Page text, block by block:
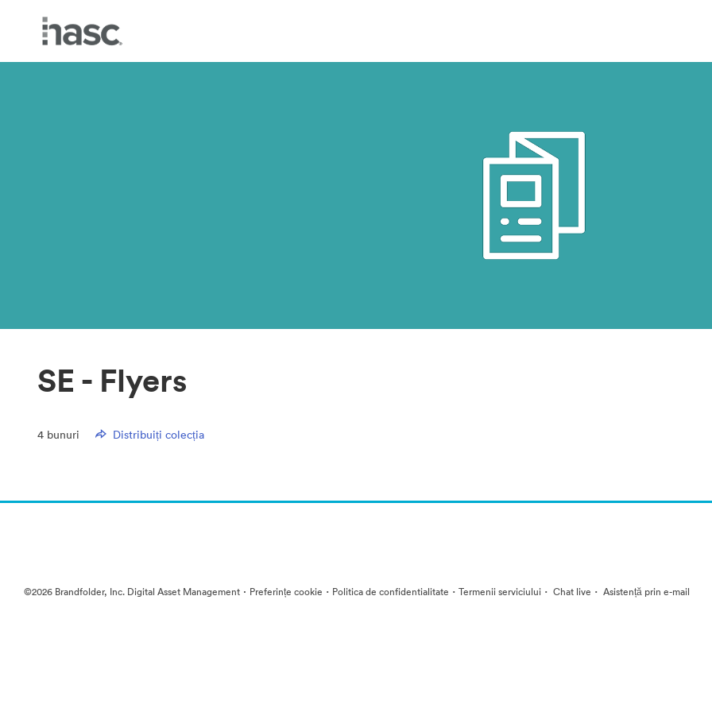
SE - Flyers
4 bunuri Distribuiți colecția
©2026 Brandfolder, Inc. Digital Asset Management · Preferințe cookie · Politica de confidentialitate · Termenii serviciului · Chat live · Asistență prin e-mail